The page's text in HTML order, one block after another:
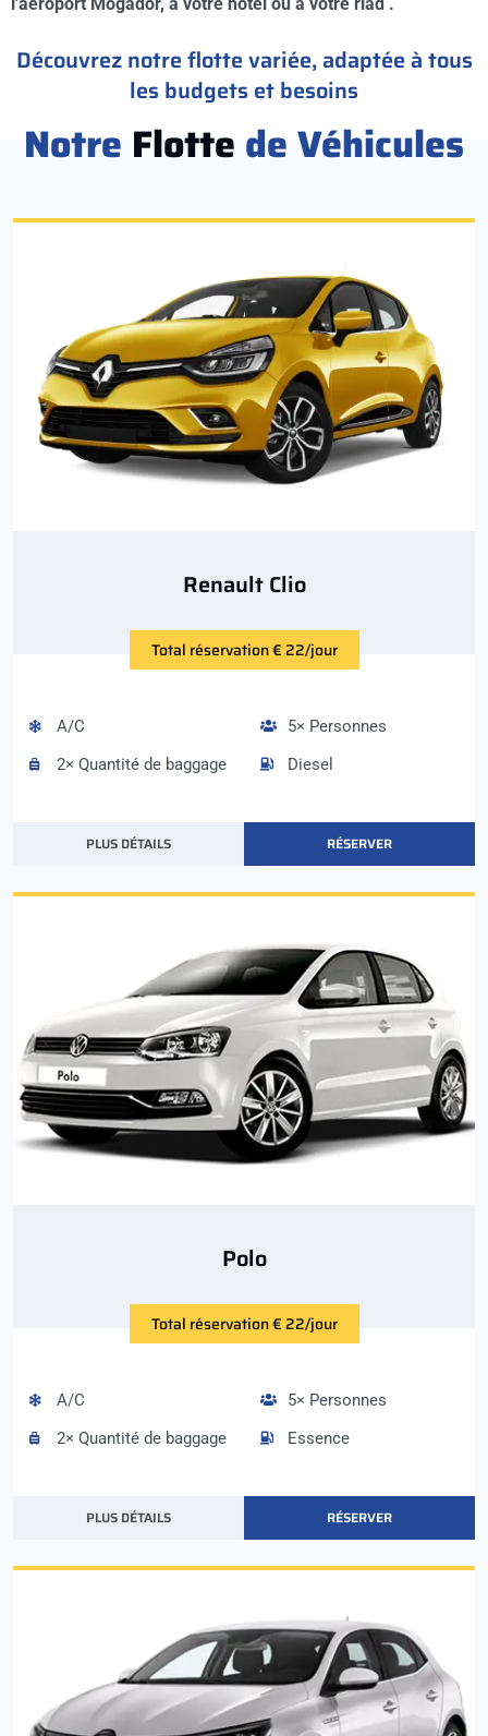
Découvrez notre flotte variée, adaptée à tous
les budgets et besoins
Notre Flotte de Véhicules
Renault Clio
Total réservation € 22/jour
A/C
2× Quantité de baggage
5× Personnes
Diesel
PLUS DÉTAILS RÉSERVER
Polo
Total réservation € 22/jour
A/C
2× Quantité de baggage
5× Personnes
Essence
PLUS DÉTAILS RÉSERVER